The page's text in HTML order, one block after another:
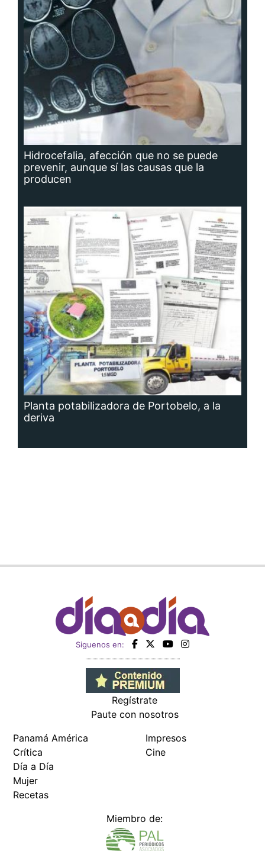
Hidrocefalia, afección que no se puede
prevenir, aunque sí las causas que la
producen
Planta potabilizadora de Portobelo, a la
deriva
Siguenos en:
Regístrate
Paute con nosotros
Crítica
Día a Día
Mujer
Recetas
Cine